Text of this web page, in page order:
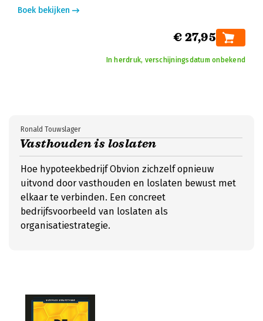
Boek bekijken
€ 27,95
In herdruk, verschijningsdatum onbekend
Vasthouden is loslaten
Ronald Touwslager
Hoe hypoteekbedrijf Obvion zichzelf opnieuw
uitvond door vasthouden en loslaten bewust met
elkaar te verbinden. Een concreet
bedrijfsvoorbeeld van loslaten als
organisatiestrategie.